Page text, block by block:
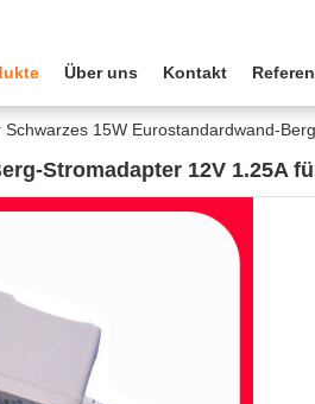
Über uns Kontakt
Schwarzes 15W Eurostandardwand-
Stromadapter 12V 1.25A